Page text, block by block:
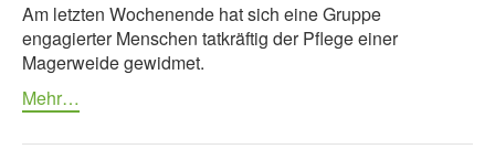
ÜBER UNS
Am letzten Wochenende hat sich eine Gruppe
engagierter Menschen tatkräftig der Pflege einer
Magerweide gewidmet.
Mehr…